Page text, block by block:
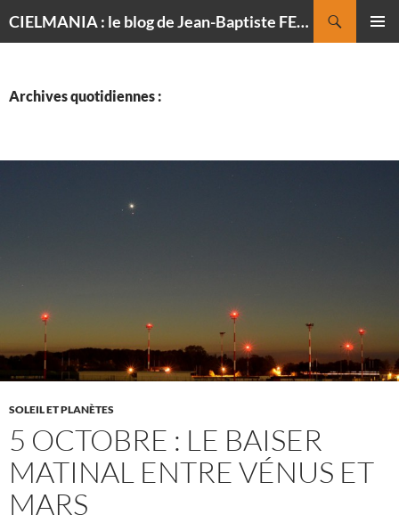
CIELMANIA : le blog de Jean-Baptiste FELDMANN, photographe du ciel
Archives quotidiennes :
SOLEIL ET PLANÈTES
5 OCTOBRE : LE BAISER
MATINAL ENTRE VÉNUS ET
MARS